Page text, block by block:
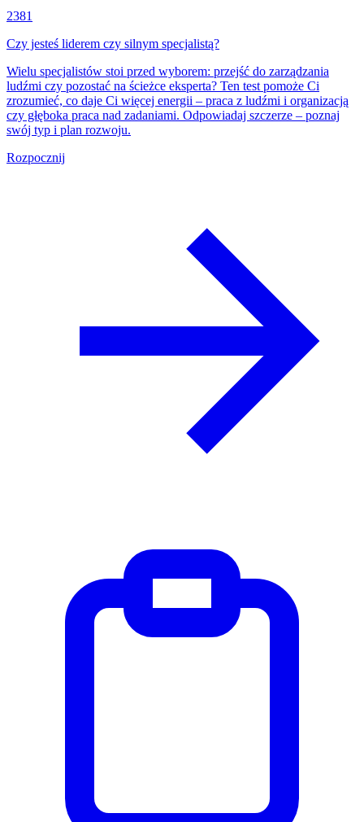
2381
Czy jesteś liderem czy silnym specjalistą?
Wielu specjalistów stoi przed wyborem: przejść do zarządzania
ludźmi czy pozostać na ścieżce eksperta? Ten test pomoże Ci
zrozumieć, co daje Ci więcej energii – praca z ludźmi i organizacją
czy głęboka praca nad zadaniami. Odpowiadaj szczerze – poznaj
swój typ i plan rozwoju.
Rozpocznij